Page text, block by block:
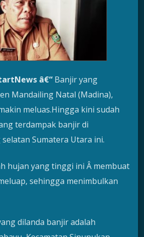
â€“ Banjir yang
Mandailing Natal (Madina),
meluas.Hingga kini sudah
terdampak banjir di
Sumatera Utara ini.
hujan yang tinggi ini Â membuat
sehingga menimbulkan
dilanda banjir adalah